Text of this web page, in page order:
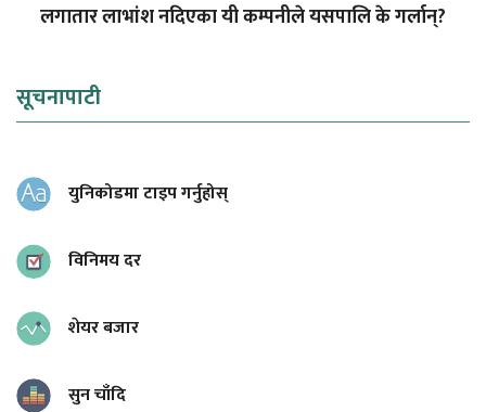
लगातार लाभांश नदिएका यी कम्पनीले यसपालि के गर्लान्?
सूचनापाटी
युनिकोडमा टाइप गर्नुहोस्
विनिमय दर
शेयर बजार
सुन चाँदि